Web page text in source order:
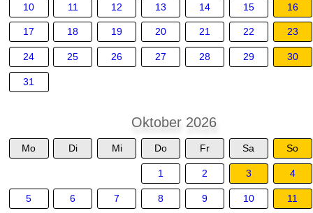
10 11 12 13 14 15 16
17 18 19 20 21 22 23
24 25 26 27 28 29 30
31
Oktober 2026
Mo Di Mi Do Fr Sa So
1 2 3 4
5 6 7 8 9 10 11